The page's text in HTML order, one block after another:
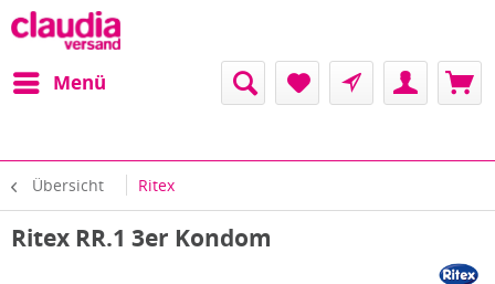
Menü
Übersicht Ritex
Ritex RR.1 3er Kondom